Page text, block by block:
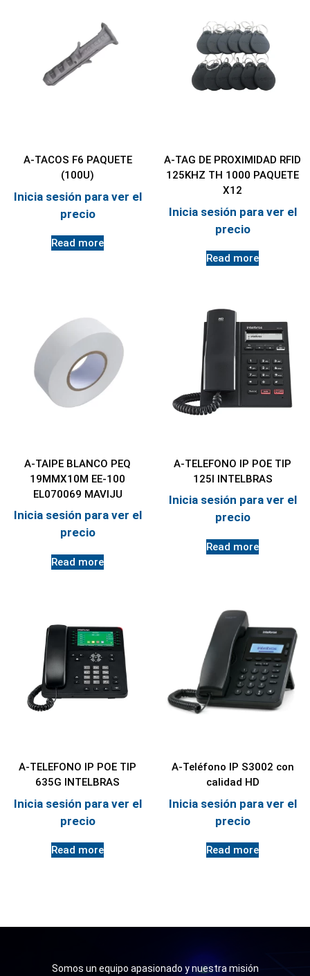
A-TACOS F6 PAQUETE
(100U)
Inicia sesión para ver el
precio
Read more
A-TAG DE PROXIMIDAD RFID
125KHZ TH 1000 PAQUETE
X12
Inicia sesión para ver el
precio
Read more
A-TAIPE BLANCO PEQ
19MMX10M EE-100
EL070069 MAVIJU
Inicia sesión para ver el
precio
Read more
A-TELEFONO IP POE TIP
125I INTELBRAS
Inicia sesión para ver el
precio
Read more
A-TELEFONO IP POE TIP
635G INTELBRAS
Inicia sesión para ver el
precio
Read more
A-Teléfono IP S3002 con
calidad HD
Inicia sesión para ver el
precio
Read more
Somos un equipo apasionado y nuestra misión